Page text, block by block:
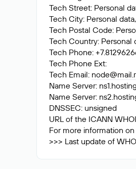
Tech Street: Personal
Tech City: Personal
Tech Postal Code:
Tech Country:
Tech Phone:
Tech Phone Ext:
Tech Email:
Name Server:
Name Server:
DNSSEC: unsigned
URL of the ICANN
For more information
>>> Last update of